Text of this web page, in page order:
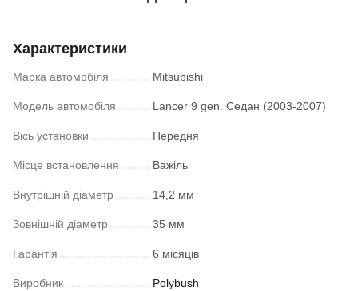
Характеристики
Марка автомобіля Mitsubishi
Модель автомобіля Lancer 9 gen. Седан (2003-2007)
Вісь установки Передня
Місце встановлення Важіль
Внутрішній діаметр 14,2 мм
Зовнішній діаметр 35 мм
Гарантія 6 місяців
Виробник Polybush